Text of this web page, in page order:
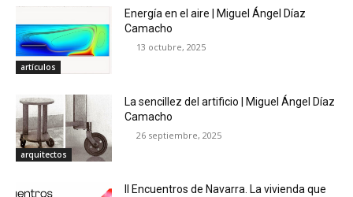
artículos
Energía en el aire | Miguel Ángel Díaz
Camacho
13 octubre, 2025
arquitectos
La sencillez del artificio | Miguel Ángel Díaz
Camacho
26 septiembre, 2025
II Encuentros de Navarra. La vivienda que